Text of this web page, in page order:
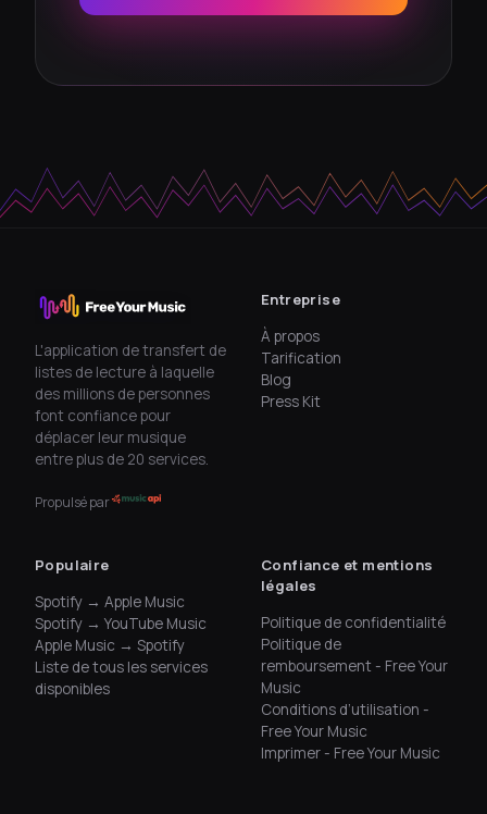
L'application de transfert de
listes de lecture à laquelle
des millions de personnes
font confiance pour
déplacer leur musique
entre plus de 20 services.
Propulsé par
Entreprise
À propos
Tarification
Blog
Press Kit
Populaire
Spotify → Apple Music
Spotify → YouTube Music
Apple Music → Spotify
Liste de tous les services
disponibles
Confiance et mentions
légales
Politique de confidentialité
Politique de
remboursement - Free Your
Music
Conditions d’utilisation -
Free Your Music
Imprimer - Free Your Music